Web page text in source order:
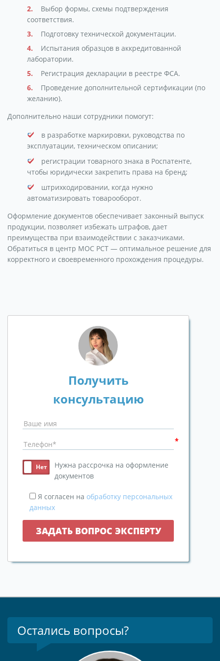
Выбор формы, схемы подтверждения
соответствия.
Подготовку технической документации.
Испытания образцов в аккредитованной
лаборатории.
Регистрация декларации в реестре ФСА.
Проведение дополнительной сертификации (по
желанию).
Дополнительно наши сотрудники помогут:
в разработке маркировки, руководства по
эксплуатации, техническом описании;
регистрации товарного знака в Роспатенте,
чтобы юридически закрепить права на бренд;
штрихкодировании, когда нужно
автоматизировать товарооборот.
Оформление документов обеспечивает законный выпуск
продукции, позволяет избежать штрафов, дает
преимущества при взаимодействии с заказчиками.
Обратиться в центр МОС РСТ — оптимальное решение для
корректного и своевременного прохождения процедуры.
Получить
консультацию
Нужна рассрочка на оформление
документов
Я согласен на обработку персональных
данных
Остались вопросы?